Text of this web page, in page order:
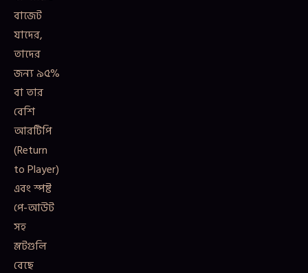
বাজেট
যাদের,
তাদের
জন্য ৯৫%
বা তার
বেশি
আরটিপি
(Return
to Player)
এবং স্পষ্ট
পে-আউট
সহ
স্লটগুলি
বেছে